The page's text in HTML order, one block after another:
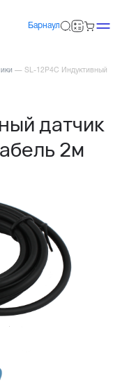
Барнаул
— SL-12P4C Индуктивный
датчик
2м